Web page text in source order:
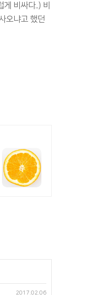
비싸다..) 비
오냐고 했던
2017.02.06